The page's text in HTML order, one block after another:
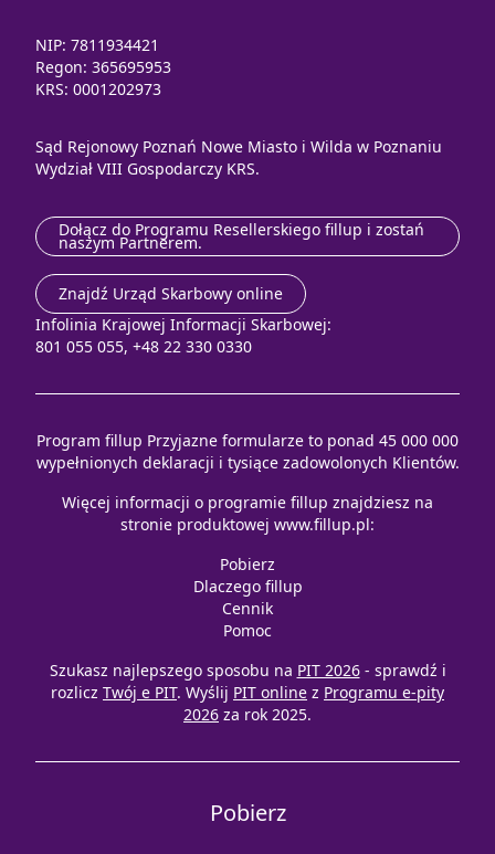
NIP: 7811934421
Regon: 365695953
KRS: 0001202973
Sąd Rejonowy Poznań Nowe Miasto i Wilda w Poznaniu
Wydział VIII Gospodarczy KRS.
Dołącz do Programu Resellerskiego fillup i zostań
naszym Partnerem.
Znajdź Urząd Skarbowy online
Infolinia Krajowej Informacji Skarbowej:
801 055 055, +48 22 330 0330
Program fillup Przyjazne formularze to ponad 45 000 000
wypełnionych deklaracji i tysiące zadowolonych Klientów.
Więcej informacji o programie fillup znajdziesz na
stronie produktowej www.fillup.pl:
Pobierz
Dlaczego fillup
Cennik
Pomoc
Szukasz najlepszego sposobu na PIT 2026 - sprawdź i
rozlicz Twój e PIT. Wyślij PIT online z Programu e-pity
2026 za rok 2025.
Pobierz